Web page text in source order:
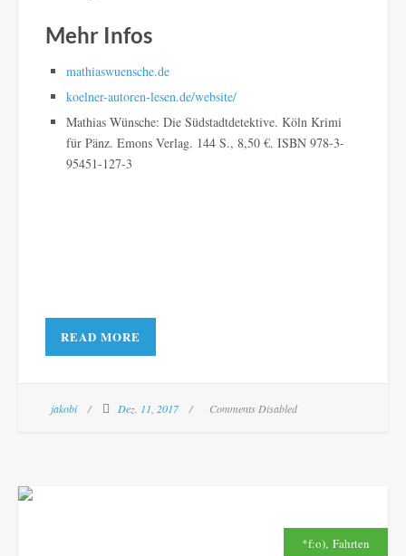
Mehr Infos
mathiaswuensche.de
koelner-autoren-lesen.de/website/
Mathias Wünsche: Die Südstadtdetektive. Köln Krimi
für Pänz. Emons Verlag. 144 S., 8,50 €. ISBN 978-3-
95451-127-3
READ MORE
jakobi Dez. 11, 2017 Comments Disabled
*f:o), Fahrten